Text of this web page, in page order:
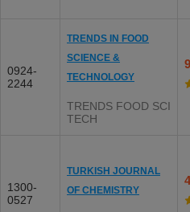
0924-
2244
TRENDS IN FOOD
SCIENCE &
TECHNOLOGY
TRENDS FOOD SCI
TECH
1300-
0527
TURKISH JOURNAL
OF CHEMISTRY